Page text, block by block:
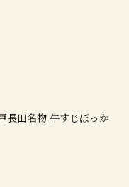
長田名物 牛すじぼっか